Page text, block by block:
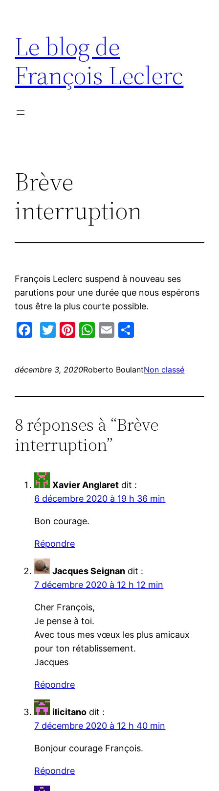
contenu
Le blog de
François Leclerc
Brève
interruption
François Leclerc suspend à nouveau ses
parutions pour une durée que nous espérons
tous être la plus courte possible.
Facebook
Twitter
Pinterest
WhatsApp
Email
décembre 3, 2020Roberto BoulantNon classé
8 réponses à “Brève
interruption”
Xavier Anglaret dit :
6 décembre 2020 à 19 h 36 min
Bon courage.
Répondre
Jacques Seignan dit :
7 décembre 2020 à 12 h 12 min
Cher François,
Je pense à toi.
Avec tous mes vœux les plus amicaux
pour ton rétablissement.
Jacques
Répondre
ilicitano dit :
7 décembre 2020 à 12 h 40 min
Bonjour courage François.
Répondre